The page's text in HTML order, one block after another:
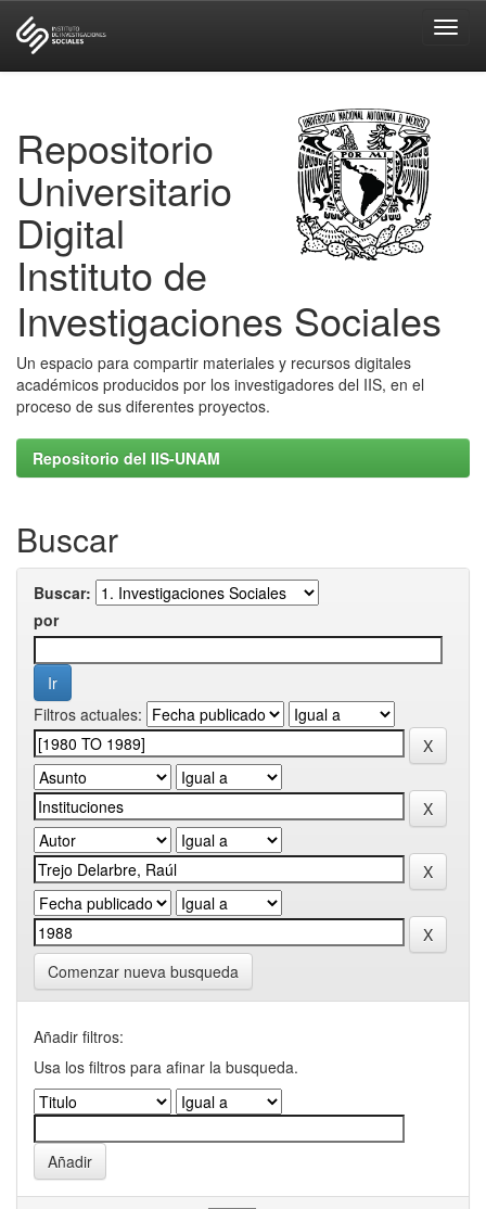
Repositorio
Universitario
Digital
Instituto de
Investigaciones Sociales
Un espacio para compartir materiales y recursos digitales
académicos producidos por los investigadores del IIS, en el
proceso de sus diferentes proyectos.
Repositorio del IIS-UNAM
Buscar
Buscar:
por
Filtros actuales:
Comenzar nueva busqueda
Añadir filtros:
Usa los filtros para afinar la busqueda.